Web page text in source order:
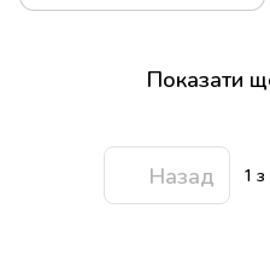
Показати
Назад 1 з